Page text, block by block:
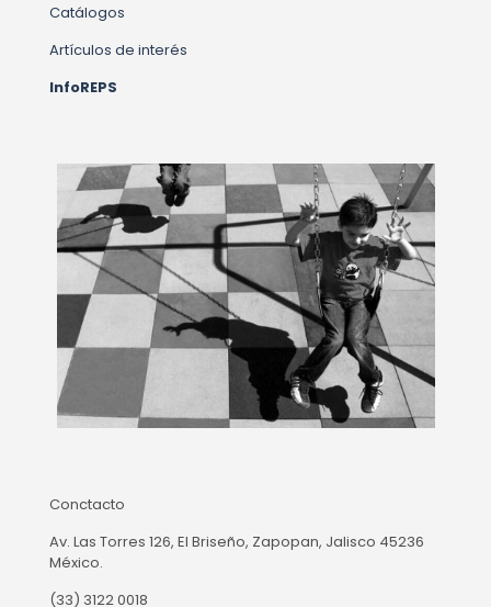
Catálogos
Artículos de interés
InfoREPS
Conctacto
Av. Las Torres 126, El Briseño, Zapopan, Jalisco 45236
México.
(33) 3122 0018